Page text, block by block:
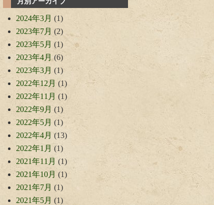
2024年3月 (1)
2023年7月 (2)
2023年5月 (1)
2023年4月 (6)
2023年3月 (1)
2022年12月 (1)
2022年11月 (1)
2022年9月 (1)
2022年5月 (1)
2022年4月 (13)
2022年1月 (1)
2021年11月 (1)
2021年10月 (1)
2021年7月 (1)
2021年5月 (1)